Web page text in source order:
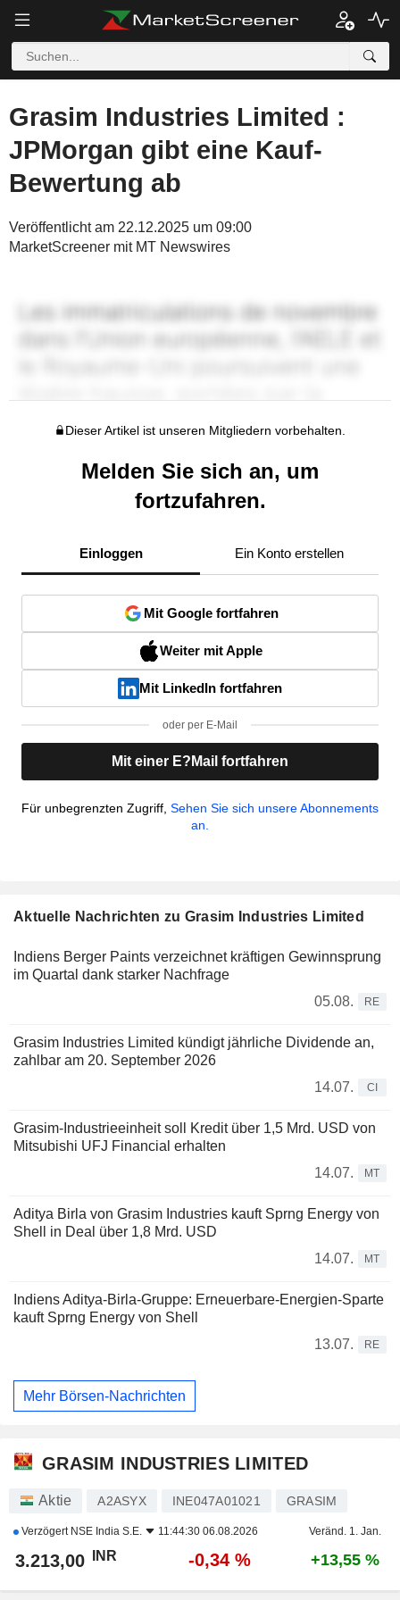
Grasim Industries Limited :
JPMorgan gibt eine Kauf-
Bewertung ab
Veröffentlicht am 22.12.2025 um 09:00
MarketScreener mit MT Newswires
Dieser Artikel ist unseren Mitgliedern vorbehalten.
Melden Sie sich an, um
fortzufahren.
Einloggen Ein Konto erstellen
Mit Google fortfahren
Weiter mit Apple
Mit LinkedIn fortfahren
oder per E-Mail
Mit einer E?Mail fortfahren
Für unbegrenzten Zugriff, Sehen Sie sich unsere Abonnements
an.
Aktuelle Nachrichten zu Grasim Industries Limited
Indiens Berger Paints verzeichnet kräftigen Gewinnsprung
im Quartal dank starker Nachfrage
05.08.
RE
Grasim Industries Limited kündigt jährliche Dividende an,
zahlbar am 20. September 2026
14.07.
CI
Grasim-Industrieeinheit soll Kredit über 1,5 Mrd. USD von
Mitsubishi UFJ Financial erhalten
14.07.
MT
Aditya Birla von Grasim Industries kauft Sprng Energy von
Shell in Deal über 1,8 Mrd. USD
14.07.
MT
Indiens Aditya-Birla-Gruppe: Erneuerbare-Energien-Sparte
kauft Sprng Energy von Shell
13.07.
RE
Mehr Börsen-Nachrichten
GRASIM INDUSTRIES LIMITED
Aktie A2ASYX INE047A01021 GRASIM
Verzögert NSE India S.E. 11:44:30 06.08.2026 Veränd. 1. Jan.
3.213,00 INR -0,34 % +13,55 %